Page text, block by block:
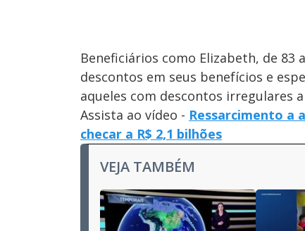
Beneficiários como Elizabeth, de 83
descontos em seus benefícios e
aqueles com descontos irregulares
Assista ao vídeo - Ressarcimento a
checar a R$ 2,1 bilhões
VEJA TAMBÉM